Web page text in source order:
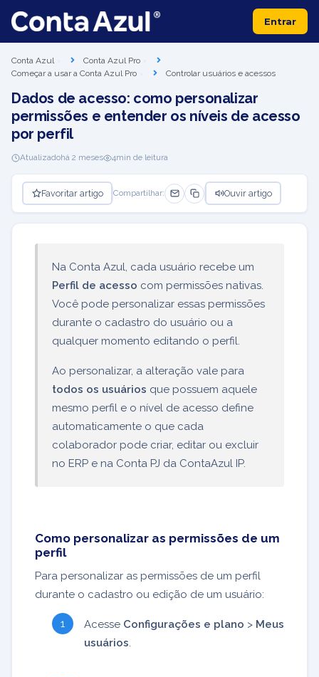
Entrar
Conta Azul
Conta Azul Pro
Começar a usar a Conta Azul Pro
Controlar usuários e acessos
Dados de acesso: como personalizar
permissões e entender os níveis de acesso
por perfil
Atualizadohá 2 meses 4min de leitura
Favoritar artigo Compartilhar: Ouvir artigo
Na Conta Azul, cada usuário recebe um
Perfil de acesso com permissões nativas.
Você pode personalizar essas permissões
durante o cadastro do usuário ou a
qualquer momento editando o perfil.
Ao personalizar, a alteração vale para
todos os usuários que possuem aquele
mesmo perfil e o nível de acesso define
automaticamente o que cada
colaborador pode criar, editar ou excluir
no ERP e na Conta PJ da ContaAzul IP.
Como personalizar as permissões de um
perfil
Para personalizar as permissões de um perfil
durante o cadastro ou edição de um usuário:
Acesse Configurações e plano > Meus
usuários